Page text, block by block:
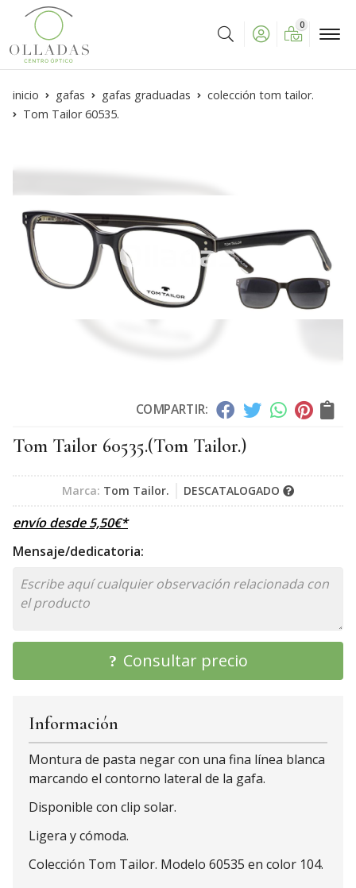
Buscar
0
inicio gafas gafas graduadas
colección tom tailor.
Tom Tailor 60535.
COMPARTIR:
Tom Tailor 60535.(Tom Tailor.)
Marca: Tom Tailor. DESCATALOGADO
envío desde5,50€*
Mensaje/dedicatoria:
Consultar precio
Información
Montura de pasta negar con una fina línea blanca
marcando el contorno lateral de la gafa.
Disponible con clip solar.
Ligera y cómoda.
Colección Tom Tailor. Modelo 60535 en color 104.